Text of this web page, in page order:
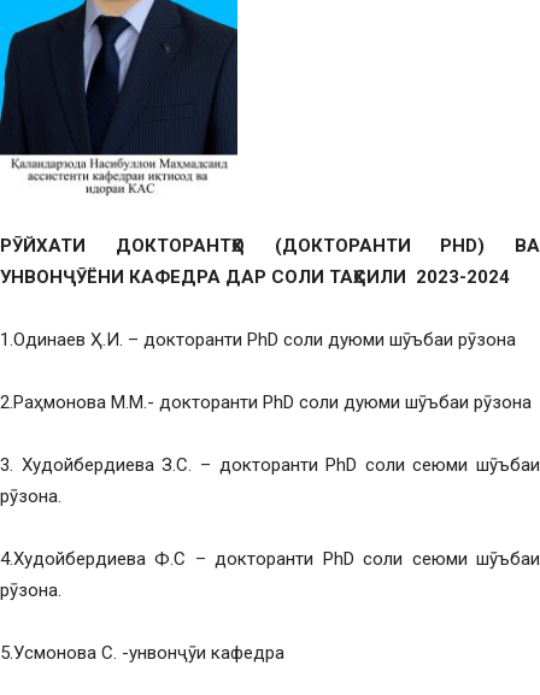
РӮЙХАТИ ДОКТОРАНТҲО (ДОКТОРАНТИ PHD) ВА
УНВОНҶӮЁНИ КАФЕДРА ДАР СОЛИ ТАҲСИЛИ 2023-2024
1.Одинаев Ҳ.И. – докторанти PhD соли дуюми шӯъбаи рӯзона
2.Раҳмонова М.М.- докторанти PhD соли дуюми шӯъбаи рӯзона
3. Худойбердиева З.С. – докторанти PhD соли сеюми шӯъбаи
рӯзона.
4.Худойбердиева Ф.С – докторанти PhD соли сеюми шӯъбаи
рӯзона.
5.Усмонова С. -унвонҷӯи кафедра